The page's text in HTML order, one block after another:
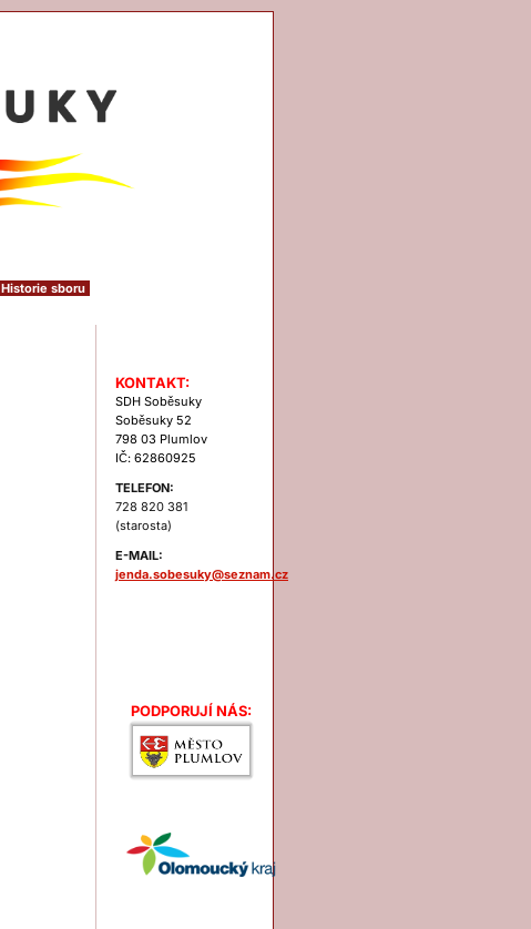
Historie sboru
KONTAKT:
SDH Soběsuky
Soběsuky 52
798 03 Plumlov
IČ: 62860925
TELEFON:
728 820 381
(starosta)
E-MAIL:
jenda.sobesuky@seznam.cz
PODPORUJÍ NÁS: